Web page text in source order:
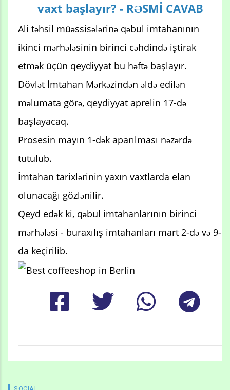
vaxt başlayır? - RƏSMİ CAVAB
Ali təhsil müəssisələrinə qəbul imtahanının
ikinci mərhələsinin birinci cəhdində iştirak
etmək üçün qeydiyyat bu həftə başlayır.
Dövlət İmtahan Mərkəzindən əldə edilən
məlumata görə, qeydiyyat aprelin 17-də
başlayacaq.
Prosesin mayın 1-dək aparılması nəzərdə
tutulub.
İmtahan tarixlərinin yaxın vaxtlarda elan
olunacağı gözlənilir.
Qeyd edək ki, qəbul imtahanlarının birinci
mərhələsi - buraxılış imtahanları mart 2-də və 9-
da keçirilib.